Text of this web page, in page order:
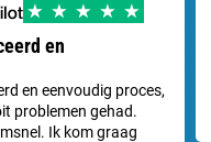
en
en eenvoudig proces,
problemen gehad.
Ik kom graag